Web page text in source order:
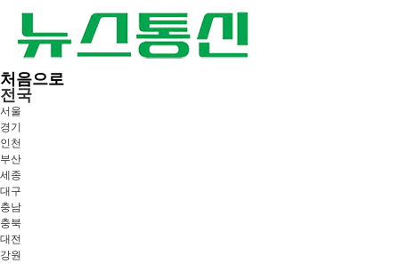
처음으로
전국
서울
경기
인천
부산
세종
대구
충남
충북
대전
강원